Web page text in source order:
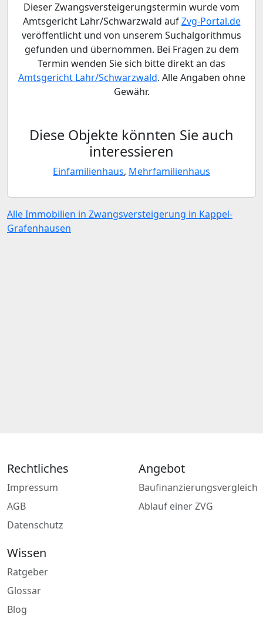
Dieser Zwangsversteigerungstermin wurde vom
Amtsgericht Lahr/Schwarzwald aufZvg-Portal.de
veröffentlicht und von unserem Suchalgorithmus
gefunden und übernommen. Bei Fragen zu dem
Termin wenden Sie sich bitte direkt an das
Amtsgericht Lahr/Schwarzwald. Alle Angaben ohne
Gewähr.
Diese Objekte könnten Sie auch
interessieren
Einfamilienhaus, Mehrfamilienhaus
Alle Immobilien in Zwangsversteigerung in Kappel-
Grafenhausen
Rechtliches
Impressum
AGB
Datenschutz
Angebot
Baufinanzierungsvergleich
Ablauf einer ZVG
Wissen
Ratgeber
Glossar
Blog